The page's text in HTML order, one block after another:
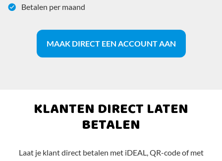
Betalen per maand
MAAK DIRECT EEN ACCOUNT AAN
KLANTEN DIRECT LATEN
BETALEN
Laat je klant direct betalen met iDEAL, QR-code of met